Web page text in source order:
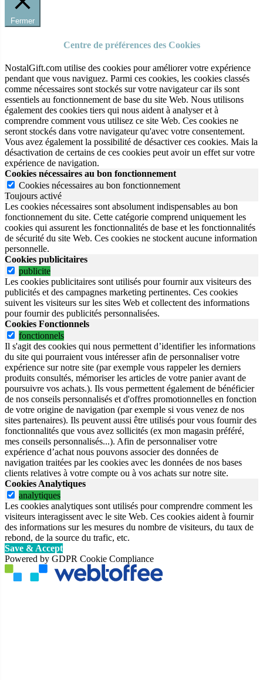
Fermer
Centre de préférences des Cookies
NostalGift.com utilise des cookies pour améliorer votre expérience
pendant que vous naviguez. Parmi ces cookies, les cookies classés
comme nécessaires sont stockés sur votre navigateur car ils sont
essentiels au fonctionnement de base du site Web. Nous utilisons
également des cookies tiers qui nous aident à analyser et à
comprendre comment vous utilisez ce site Web. Ces cookies ne
seront stockés dans votre navigateur qu'avec votre consentement.
Vous avez également la possibilité de désactiver ces cookies. Mais la
désactivation de certains de ces cookies peut avoir un effet sur votre
expérience de navigation.
Cookies nécessaires au bon fonctionnement
Cookies nécessaires au bon fonctionnement
Toujours activé
Les cookies nécessaires sont absolument indispensables au bon
fonctionnement du site. Cette catégorie comprend uniquement les
cookies qui assurent les fonctionnalités de base et les fonctionnalités
de sécurité du site Web. Ces cookies ne stockent aucune information
personnelle.
Cookies publicitaires
publicite
Les cookies publicitaires sont utilisés pour fournir aux visiteurs des
publicités et des campagnes marketing pertinentes. Ces cookies
suivent les visiteurs sur les sites Web et collectent des informations
pour fournir des publicités personnalisées.
Cookies Fonctionnels
fonctionnels
Il s'agit des cookies qui nous permettent d’identifier les informations
du site qui pourraient vous intéresser afin de personnaliser votre
expérience sur notre site (par exemple vous rappeler les derniers
produits consultés, mémoriser les articles de votre panier avant de
poursuivre vos achats.). Ils vous permettent également de bénéficier
de nos conseils personnalisés et d'offres promotionnelles en fonction
de votre origine de navigation (par exemple si vous venez de nos
sites partenaires). Ils peuvent aussi être utilisés pour vous fournir des
fonctionnalités que vous avez sollicités (ex mon magasin préféré,
mes conseils personnalisés...). Afin de personnaliser votre
expérience d’achat nous pouvons associer des données de
navigation traitées par les cookies avec les données de nos bases
clients relatives à votre compte ou à vos achats sur notre site.
Cookies Analytiques
analytiques
Les cookies analytiques sont utilisés pour comprendre comment les
visiteurs interagissent avec le site Web. Ces cookies aident à fournir
des informations sur les mesures du nombre de visiteurs, du taux de
rebond, de la source du trafic, etc.
Save & Accept
Powered by GDPR Cookie Compliance